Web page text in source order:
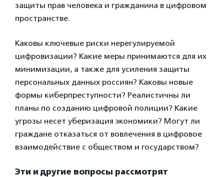
защиты прав человека и гражданина в цифровом
пространстве.
Каковы ключевые риски нерегулируемой
цифровизации? Какие меры принимаются для их
минимизации, а также для усиления защиты
персональных данных россиян? Каковы новые
формы киберпреступности? Реалистичны ли
планы по созданию цифровой полиции? Какие
угрозы несет уберизация экономики? Могут ли
граждане отказаться от вовлечения в цифровое
взаимодействие с обществом и государством?
Эти и другие вопросы рассмотрят